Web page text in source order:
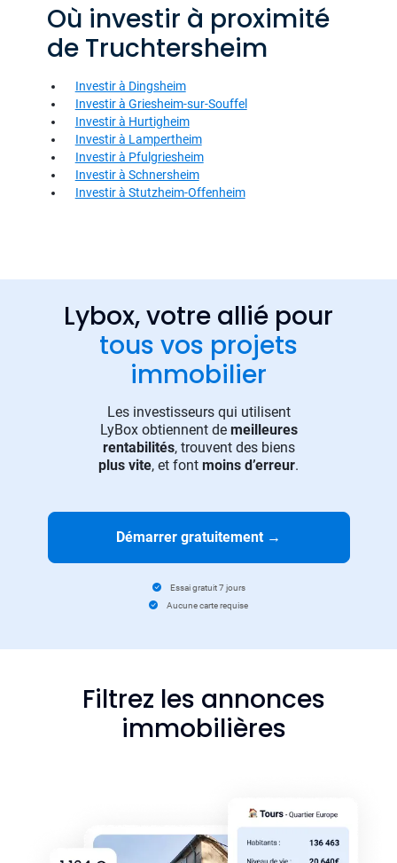
Où investir à proximité
de Truchtersheim
Investir à Dingsheim
Investir à Griesheim-sur-Souffel
Investir à Hurtigheim
Investir à Lampertheim
Investir à Pfulgriesheim
Investir à Schnersheim
Investir à Stutzheim-Offenheim
Lybox, votre allié pour
tous vos projets
immobilier
Les investisseurs qui utilisent
LyBox obtiennent de meilleures
rentabilités, trouvent des biens
plus vite, et font moins d’erreur.
Démarrer gratuitement →
Essai gratuit 7 jours
Aucune carte requise
Filtrez les annonces
immobilières